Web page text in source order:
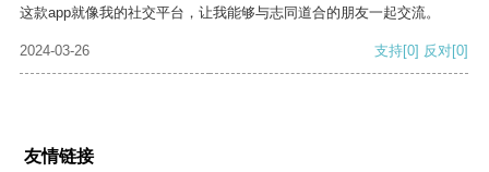
这款app就像我的社交平台，让我能够与志同道合的朋友一起交流。
2024-03-26 支持[0] 反对[0]
友情链接